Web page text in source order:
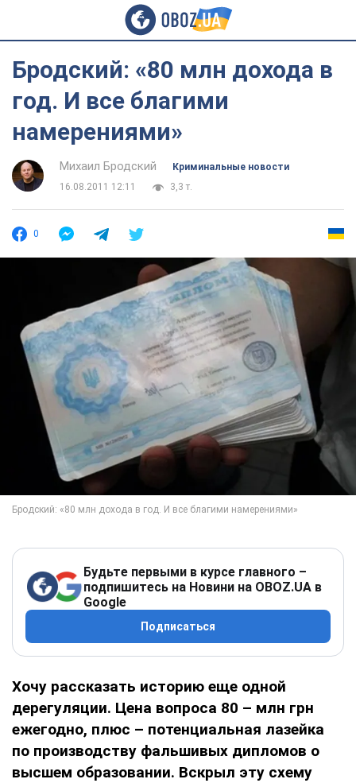
Бродский: «80 млн дохода в
год. И все благими
намерениями»
Михаил Бродский
Криминальные новости
16.08.2011 12:11
3,3 т.
0
Будьте первыми в курсе главного –
подпишитесь на Новини на OBOZ.UA в
Google
Подписаться
Хочу рассказать историю еще одной
дерегуляции. Цена вопроса 80 – млн грн
ежегодно, плюс – потенциальная лазейка
по производству фальшивых дипломов о
высшем образовании. Вскрыл эту схему